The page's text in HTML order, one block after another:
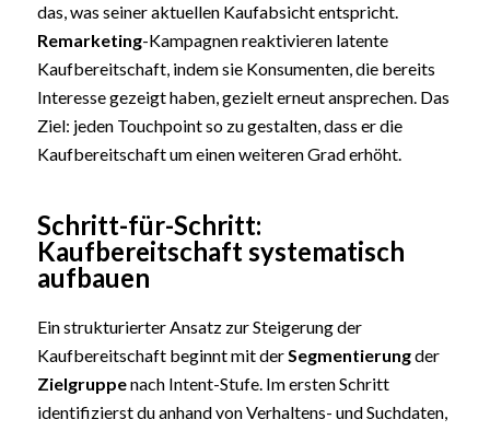
das, was seiner aktuellen Kaufabsicht entspricht.
Remarketing-Kampagnen reaktivieren latente
Kaufbereitschaft, indem sie Konsumenten, die bereits
Interesse gezeigt haben, gezielt erneut ansprechen. Das
Ziel: jeden Touchpoint so zu gestalten, dass er die
Kaufbereitschaft um einen weiteren Grad erhöht.
Schritt-für-Schritt:
Kaufbereitschaft systematisch
aufbauen
Ein strukturierter Ansatz zur Steigerung der
Kaufbereitschaft beginnt mit derSegmentierungder
Zielgruppenach Intent-Stufe. Im ersten Schritt
identifizierst du anhand von Verhaltens- und Suchdaten,